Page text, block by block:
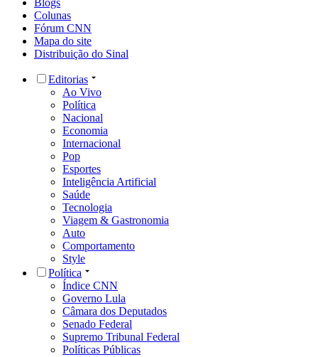
Blogs
Colunas
Fórum CNN
Mapa do site
Distribuição do Sinal
Editorias
Ao Vivo
Política
Nacional
Economia
Internacional
Pop
Esportes
Inteligência Artificial
Saúde
Tecnologia
Viagem & Gastronomia
Auto
Comportamento
Style
Política
Índice CNN
Governo Lula
Câmara dos Deputados
Senado Federal
Supremo Tribunal Federal
Políticas Públicas